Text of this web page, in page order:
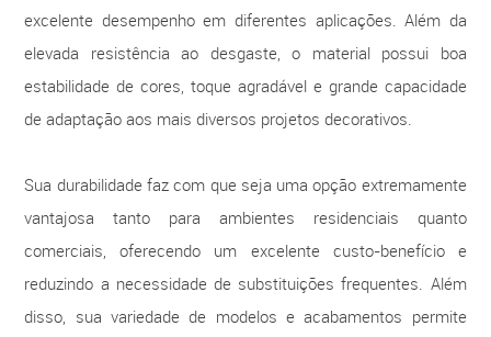
excelente desempenho em diferentes aplicações. Além da
elevada resistência ao desgaste, o material possui boa
estabilidade de cores, toque agradável e grande capacidade
de adaptação aos mais diversos projetos decorativos.
Sua durabilidade faz com que seja uma opção extremamente
vantajosa tanto para ambientes residenciais quanto
comerciais, oferecendo um excelente custo-benefício e
reduzindo a necessidade de substituições frequentes. Além
disso, sua variedade de modelos e acabamentos permite